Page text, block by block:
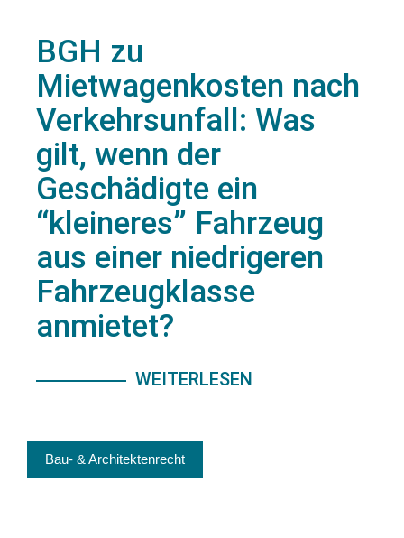
BGH zu
Mietwagenkosten nach
Verkehrsunfall: Was
gilt, wenn der
Geschädigte ein
“kleineres” Fahrzeug
aus einer niedrigeren
Fahrzeugklasse
anmietet?
WEITERLESEN
Bau- & Architektenrecht